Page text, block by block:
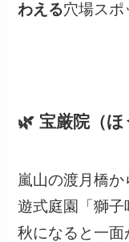
わえる穴場スポ
🌿 宝厳院（ほ
嵐山の渡月橋
遊式庭園「獅子
秋になると一